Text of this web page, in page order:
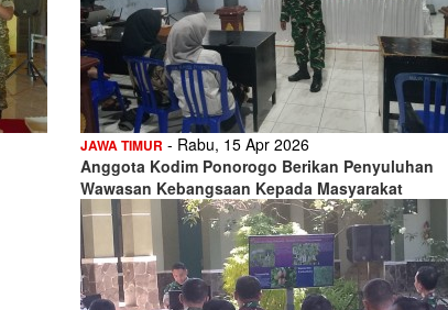
JAWA TIMUR - Rabu, 15 Apr 2026
Anggota Kodim Ponorogo Berikan Penyuluhan
Wawasan Kebangsaan Kepada Masyarakat